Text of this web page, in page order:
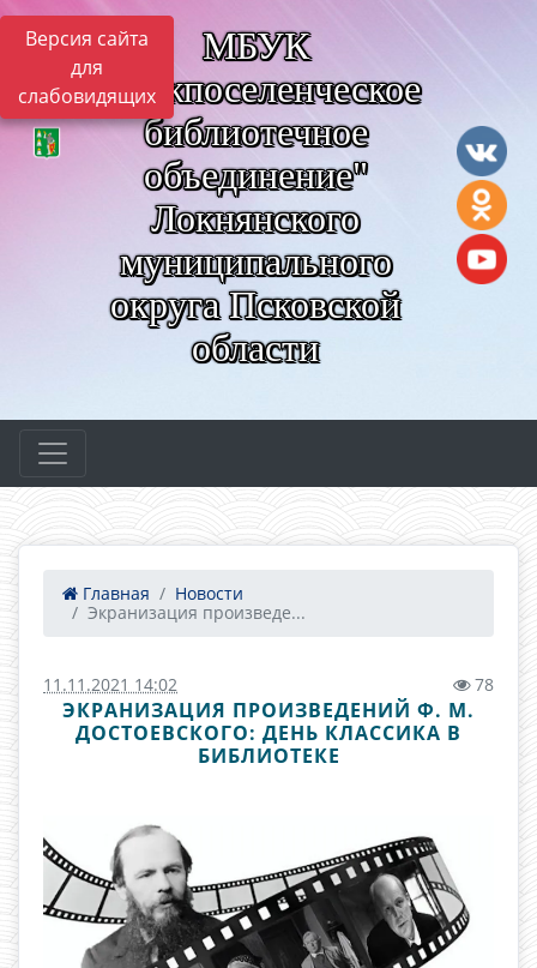
Версия сайта
для
слабовидящих
МБУК
"Межпоселенческое
библиотечное
объединение"
Локнянского
муниципального
округа Псковской
области
Главная
Новости
Экранизация произведе...
11.11.2021 14:02 78
ЭКРАНИЗАЦИЯ ПРОИЗВЕДЕНИЙ Ф. М.
ДОСТОЕВСКОГО: ДЕНЬ КЛАССИКА В
БИБЛИОТЕКЕ